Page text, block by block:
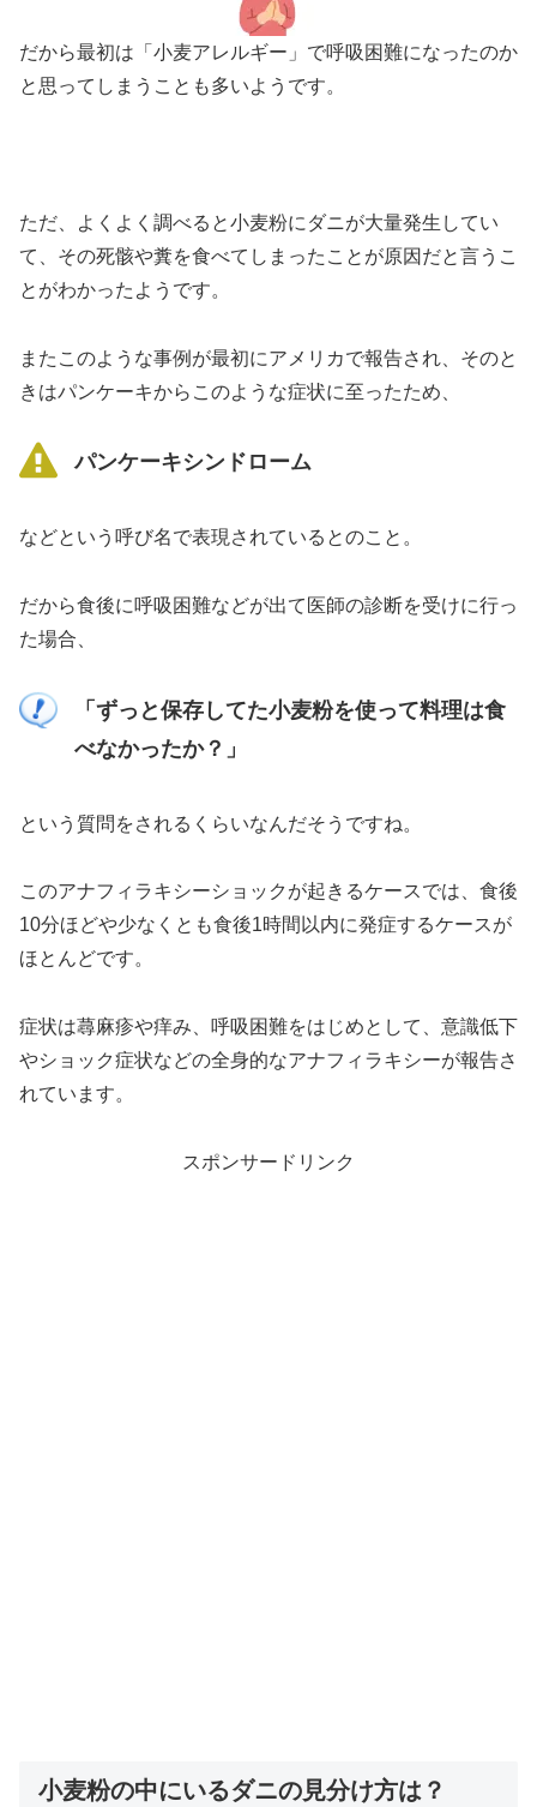
だから最初は「小麦アレルギー」で呼吸困難になったのか
と思ってしまうことも多いようです。
ただ、よくよく調べると小麦粉にダニが大量発生してい
て、その死骸や糞を食べてしまったことが原因だと言うこ
とがわかったようです。
またこのような事例が最初にアメリカで報告され、そのと
きはパンケーキからこのような症状に至ったため、
パンケーキシンドローム
などという呼び名で表現されているとのこと。
だから食後に呼吸困難などが出て医師の診断を受けに行っ
た場合、
「ずっと保存してた小麦粉を使って料理は食
べなかったか？」
という質問をされるくらいなんだそうですね。
このアナフィラキシーショックが起きるケースでは、 食後
10分ほどや少なくとも食後1時間以内に発症するケースが
ほとんどです。
症状は蕁麻疹や痒み、呼吸困難をはじめとして、意識低下
やショック症状などの全身的なアナフィラキシーが報告さ
れています。
スポンサードリンク
小麦粉の中にいるダニの見分け方は？